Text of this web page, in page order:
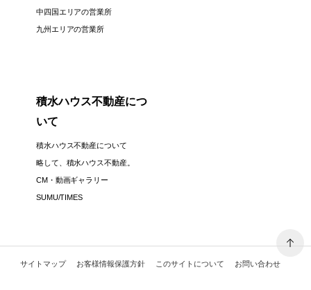
中四国エリアの営業所
九州エリアの営業所
積水ハウス不動産につ
いて
積水ハウス不動産について
略して、積水ハウス不動産。
CM・動画ギャラリー
SUMU/TIMES
サイトマップ お客様情報保護方針 このサイトについて お問い合わせ